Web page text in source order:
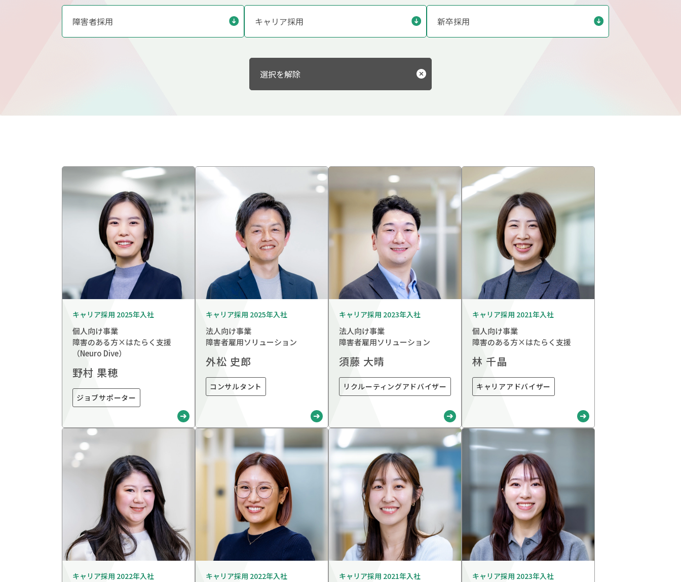
障害者採用 キャリア採用 新卒採用
選択を解除
キャリア採用 2025年入社
個人向け事業
障害のある方×はたらく支援
（Neuro Dive）
野村 果穂
ジョブサポーター
キャリア採用 2025年入社
法人向け事業
障害者雇用ソリューション
外松 史郎
コンサルタント
キャリア採用 2023年入社
法人向け事業
障害者雇用ソリューション
須藤 大晴
リクルーティングアドバイザー
キャリア採用 2021年入社
個人向け事業
障害のある方×はたらく支援
林 千晶
キャリアアドバイザー
キャリア採用 2022年入社 キャリア採用 2022年入社 キャリア採用 2021年入社 キャリア採用 2023年入社